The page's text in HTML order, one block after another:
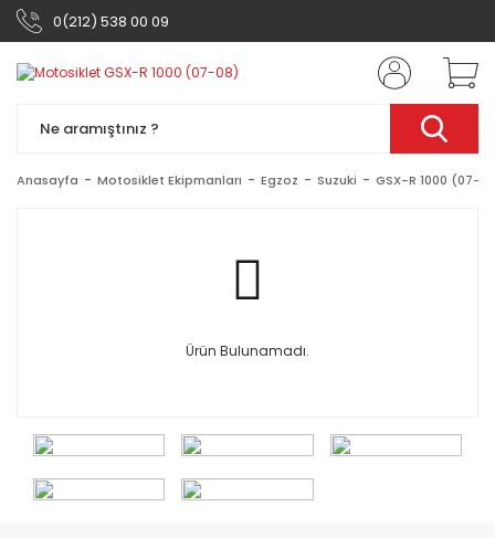
0(212) 538 00 09
Anasayfa Motosiklet Ekipmanları Egzoz Suzuki GSX-R 1000 (07-
Ürün Bulunamadı.